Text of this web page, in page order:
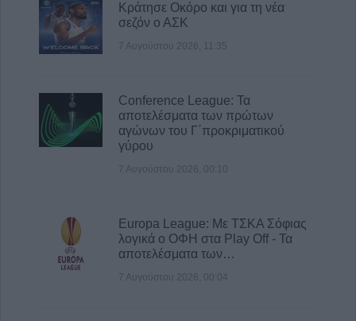
Κράτησε Οκόρο και για τη νέα
σεζόν ο ΑΣΚ
7 Αυγούστου 2026, 11:35
Conference League: Τα
αποτελέσματα των πρώτων
αγώνων του Γ΄προκριματικού
γύρου
7 Αυγούστου 2026, 00:10
Europa League: Με ΤΣΚΑ Σόφιας
λογικά ο ΟΦΗ στα Play Off - Τα
αποτελέσματα των…
7 Αυγούστου 2026, 00:04